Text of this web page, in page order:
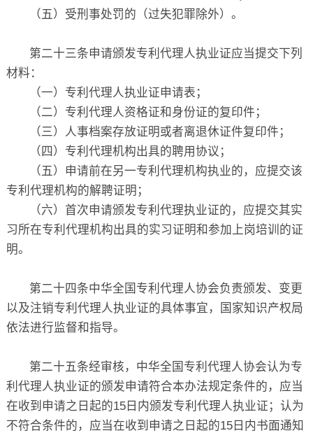
（五）受刑事处罚的（过失犯罪除外）。
第二十三条申请颁发专利代理人执业证应当提交下列
材料：
（一）专利代理人执业证申请表；
（二）专利代理人资格证和身份证的复印件；
（三）人事档案存放证明或者离退休证件复印件；
（四）专利代理机构出具的聘用协议；
（五）申请前在另一专利代理机构执业的，应提交该
专利代理机构的解聘证明；
（六）首次申请颁发专利代理执业证的，应提交其实
习所在专利代理机构出具的实习证明和参加上岗培训的证
明。
第二十四条中华全国专利代理人协会负责颁发、变更
以及注销专利代理人执业证的具体事宜，国家知识产权局
依法进行监督和指导。
第二十五条经审核，中华全国专利代理人协会认为专
利代理人执业证的颁发申请符合本办法规定条件的，应当
在收到申请之日起的15日内颁发专利代理人执业证；认为
不符合条件的，应当在收到申请之日起的15日内书面通知